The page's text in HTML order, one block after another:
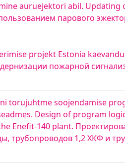
auruejektori abil.
парового
projekt Estonia
пожарной
torujuhtme soojendamise
Design of program
Enefit-140 plant.
трубопроводов 1,2 ХКФ и